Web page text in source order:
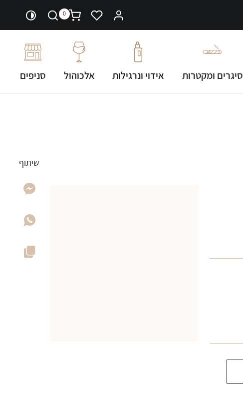
0
סיגרים ומקטרות אידוי ונרגילות אלכוהול סניפים
שיתוף